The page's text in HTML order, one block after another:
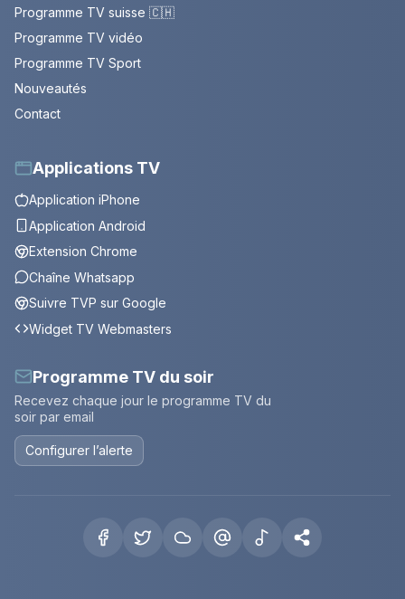
Programme TV suisse 🇨🇭
Programme TV vidéo
Programme TV Sport
Nouveautés
Contact
Applications TV
Application iPhone
Application Android
Extension Chrome
Chaîne Whatsapp
Suivre TVP sur Google
Widget TV Webmasters
Programme TV du soir
Recevez chaque jour le programme TV du
soir par email
Configurer l’alerte